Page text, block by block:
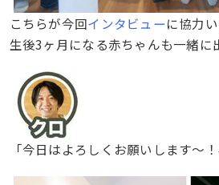
こちらが今回インタビューに協力
生後3ヶ月になる赤ちゃんも一緒に
「今日はよろしくお願いします〜